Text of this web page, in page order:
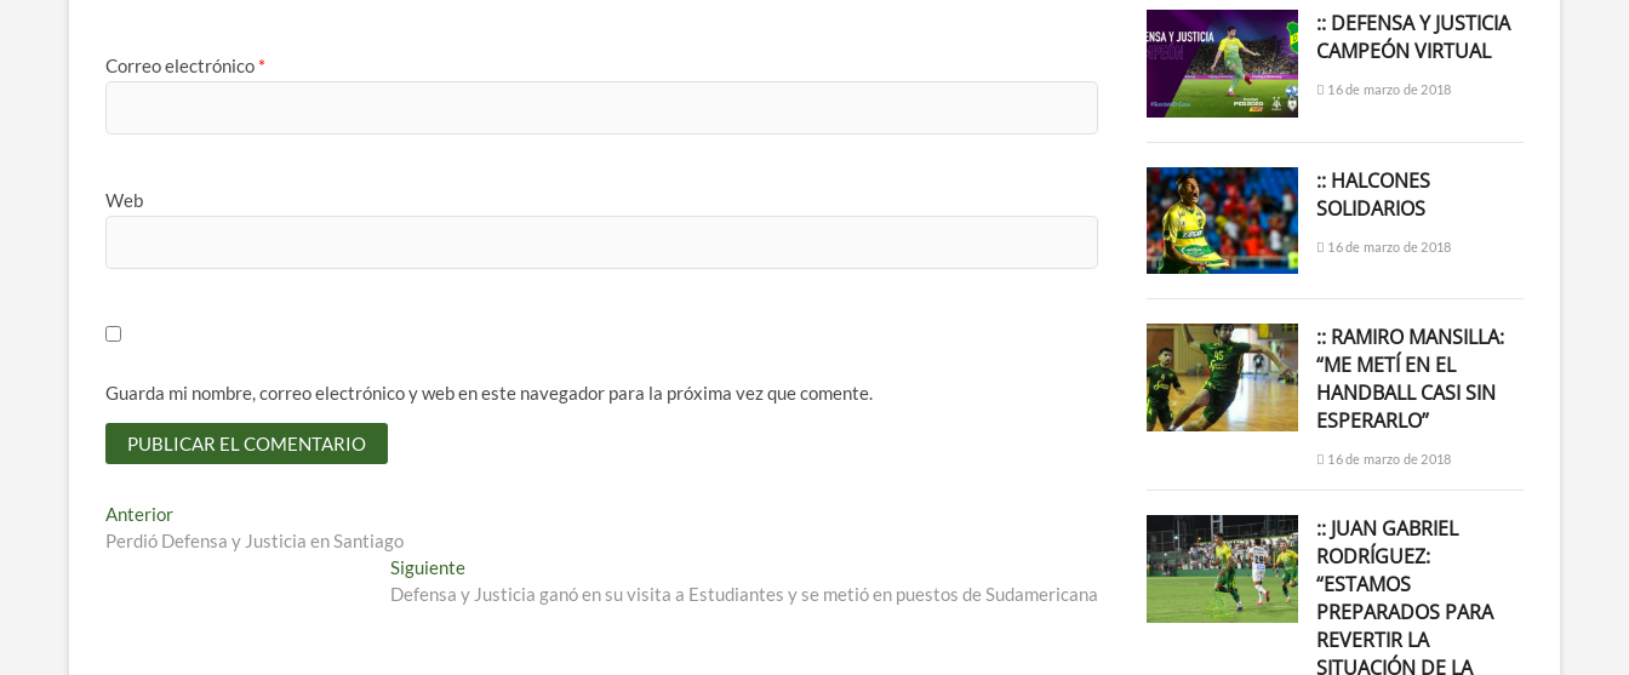
Correo electrónico *
Web
Guarda mi nombre, correo electrónico y web en este navegador para la próxima vez que comente.
Navegación
de
AnteriorEntrada
anterior:
Perdió Defensa y Justicia en Santiago
SiguienteEntrada
siguiente:
Defensa y Justicia ganó en su visita a Estudiantes y se metió en puestos de Sudamericana
:: DEFENSA Y JUSTICIA
CAMPEÓN VIRTUAL
16 de marzo de 2018
:: HALCONES
SOLIDARIOS
16 de marzo de 2018
:: RAMIRO MANSILLA:
“ME METÍ EN EL
HANDBALL CASI SIN
ESPERARLO”
16 de marzo de 2018
:: JUAN GABRIEL
RODRÍGUEZ:
“ESTAMOS
PREPARADOS PARA
REVERTIR LA
SITUACIÓN DE LA